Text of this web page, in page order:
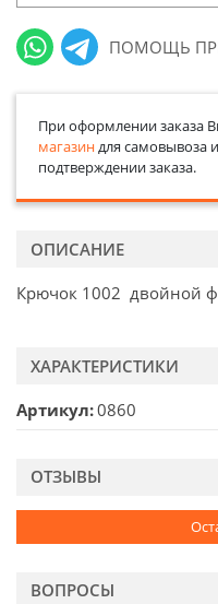
ПОМОЩЬ
При оформлении заказа
магазиндля самовывоза
подтверждении заказа.
ОПИСАНИЕ
Крючок 1002 двойной
ХАРАКТЕРИСТИКИ
Артикул 0860
ОТЗЫВЫ
ВОПРОСЫ